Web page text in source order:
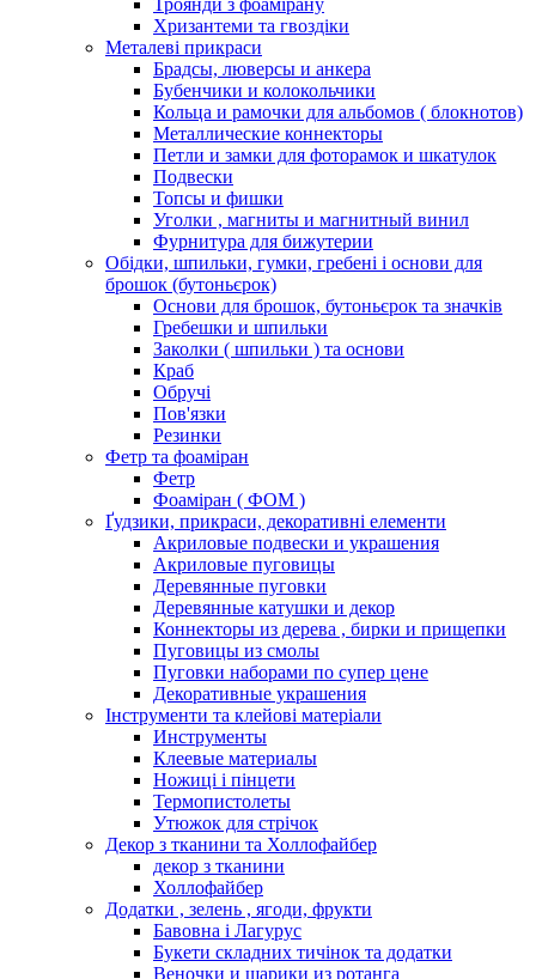
Троянди з фоамірану
Хризантеми та гвоздіки
Металеві прикраси
Брадсы, люверсы и анкера
Бубенчики и колокольчики
Кольца и рамочки для альбомов ( блокнотов)
Металлические коннекторы
Петли и замки для фоторамок и шкатулок
Подвески
Топсы и фишки
Уголки , магниты и магнитный винил
Фурнитура для бижутерии
Обідки, шпильки, гумки, гребені і основи для
брошок (бутоньєрок)
Основи для брошок, бутоньєрок та значків
Гребешки и шпильки
Заколки ( шпильки ) та основи
Краб
Обручі
Пов'язки
Резинки
Фетр та фоаміран
Фетр
Фоаміран ( ФОМ )
Ґудзики, прикраси, декоративні елементи
Акриловые подвески и украшения
Акриловые пуговицы
Деревянные пуговки
Деревянные катушки и декор
Коннекторы из дерева , бирки и прищепки
Пуговицы из смолы
Пуговки наборами по супер цене
Декоративные украшения
Інструменти та клейові матеріали
Инструменты
Клеевые материалы
Ножиці і пінцети
Термопистолеты
Утюжок для стрічок
Декор з тканини та Холлофайбер
декор з тканини
Холлофайбер
Додатки , зелень , ягоди, фрукти
Бавовна і Лагурус
Букети складних тичінок та додатки
Веночки и шарики из ротанга